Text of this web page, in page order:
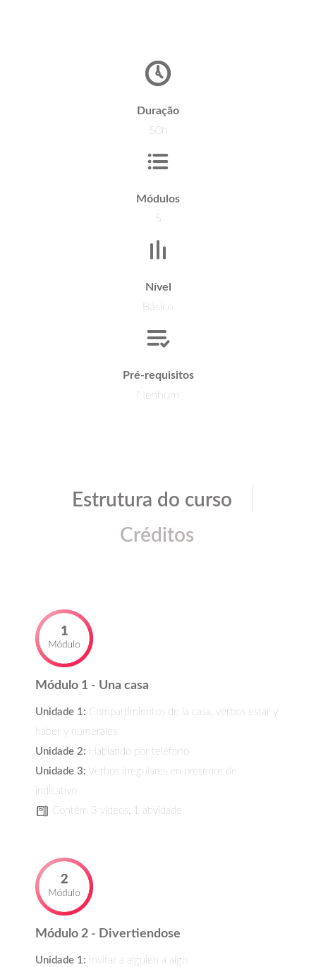
Duração
50h
Módulos
5
Nível
Básico
Pré-requisitos
Nenhum
Estrutura do curso
Créditos
Módulo 1 - Una casa
Unidade 1: Compartimientos de la casa, verbos estar y
haber y numerales
Unidade 2: Hablando por teléfono
Unidade 3: Verbos irregulares en presente de
indicativo
Contém 3 vídeos, 1 atividade
Módulo 2 - Divertiendose
Unidade 1: Invitar a alguien a algo